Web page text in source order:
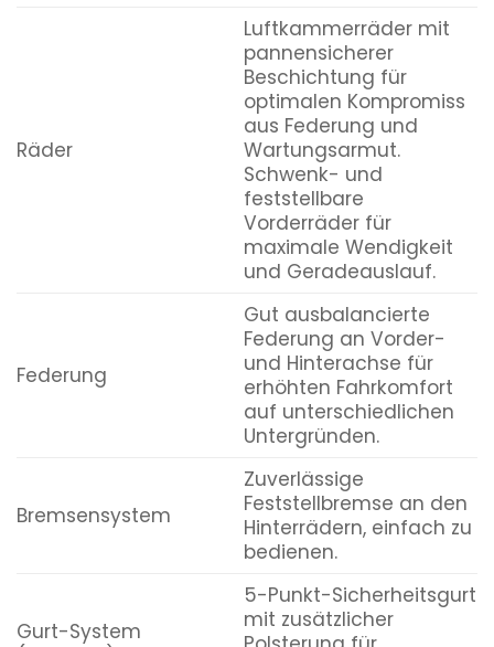
Räder
Luftkammerräder mit
pannensicherer
Beschichtung für
optimalen Kompromiss
aus Federung und
Wartungsarmut.
Schwenk- und
feststellbare
Vorderräder für
maximale Wendigkeit
und Geradeauslauf.
Federung
Gut ausbalancierte
Federung an Vorder-
und Hinterachse für
erhöhten Fahrkomfort
auf unterschiedlichen
Untergründen.
Bremsensystem
Zuverlässige
Feststellbremse an den
Hinterrädern, einfach zu
bedienen.
Gurt-System
5-Punkt-Sicherheitsgurt
mit zusätzlicher